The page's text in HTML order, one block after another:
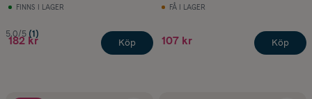
FINNS I LAGER
5.0/5 (1)
182 kr Köp
FÅ I LAGER
107 kr Köp